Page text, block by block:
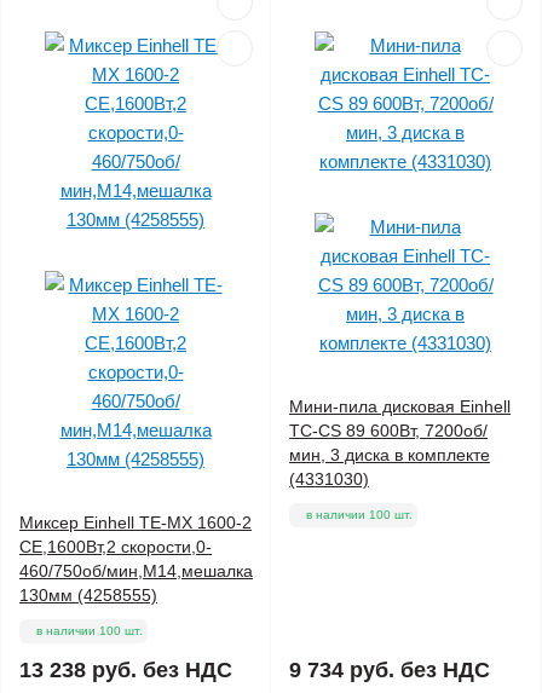
Миксер Einhell TE-MX 1600-2
СE,1600Вт,2 скорости,0-
460/750об/мин,M14,мешалка
130мм (4258555)
в наличии 100 шт.
13 238 руб. без НДС
Мини-пила дисковая Einhell
TC-CS 89 600Вт, 7200об/
мин, 3 диска в комплекте
(4331030)
в наличии 100 шт.
9 734 руб. без НДС